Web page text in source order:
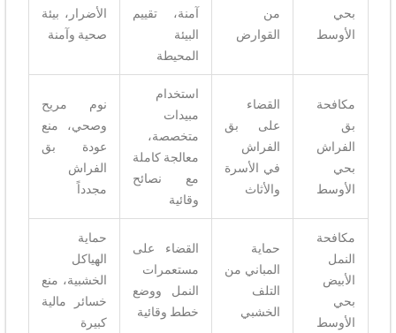
بحي
الأوسط
من
القوارض
آمنة، تقييم
البيئة
المحيطة
الأضرار، بيئة
صحية وآمنة
مكافحة
بق
الفراش
بحي
الأوسط
القضاء
على بق
الفراش
في الأسرة
والأثاث
استخدام
مبيدات
متخصصة،
معالجة كاملة
مع نصائح
وقائية
نوم مريح
وصحي، منع
عودة بق
الفراش
مجدداً
مكافحة
النمل
الأبيض
بحي
الأوسط
حماية
المباني من
التلف
الخشبي
القضاء على
مستعمرات
النمل ووضع
خطط وقائية
حماية
الهياكل
الخشبية، منع
خسائر مالية
كبيرة